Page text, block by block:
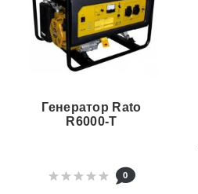
Генератор Rato
R6000-T
0